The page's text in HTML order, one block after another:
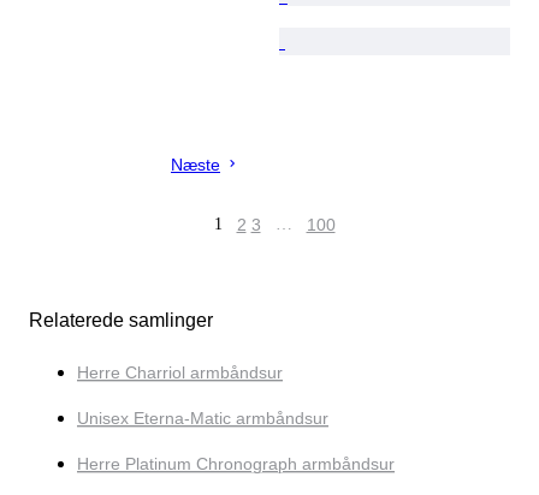
Næste
1 2 3 … 100
Relaterede samlinger
Herre Charriol armbåndsur
Unisex Eterna-Matic armbåndsur
Herre Platinum Chronograph armbåndsur